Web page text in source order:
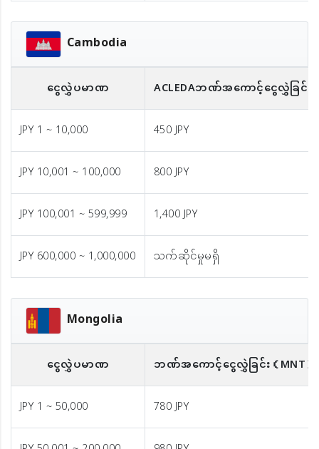
Cambodia
ငွေလွှဲပမာဏ ACLEDAဘဏ်အကောင့်ငွေလွှဲခြင်း
JPY 1 ~ 10,000
450 JPY
JPY 10,001 ~ 100,000
800 JPY
JPY 100,001 ~ 599,999
1,400 JPY
JPY 600,000 ~ 1,000,000
သက်ဆိုင်မှုမရှိ
Mongolia
ငွေလွှဲပမာဏ ဘဏ်အကောင့်ငွေလွှဲခြင်း（MNT）
JPY 1 ~ 50,000
780 JPY